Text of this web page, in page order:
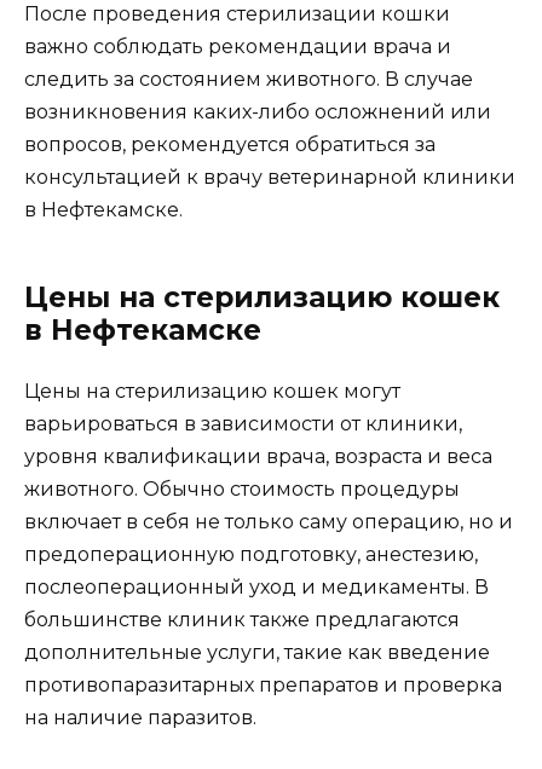
После проведения стерилизации кошки
важно соблюдать рекомендации врача и
следить за состоянием животного. В случае
возникновения каких-либо осложнений или
вопросов, рекомендуется обратиться за
консультацией к врачу ветеринарной клиники
в Нефтекамске.
Цены на стерилизацию кошек
в Нефтекамске
Цены на стерилизацию кошек могут
варьироваться в зависимости от клиники,
уровня квалификации врача, возраста и веса
животного. Обычно стоимость процедуры
включает в себя не только саму операцию, но и
предоперационную подготовку, анестезию,
послеоперационный уход и медикаменты. В
большинстве клиник также предлагаются
дополнительные услуги, такие как введение
противопаразитарных препаратов и проверка
на наличие паразитов.